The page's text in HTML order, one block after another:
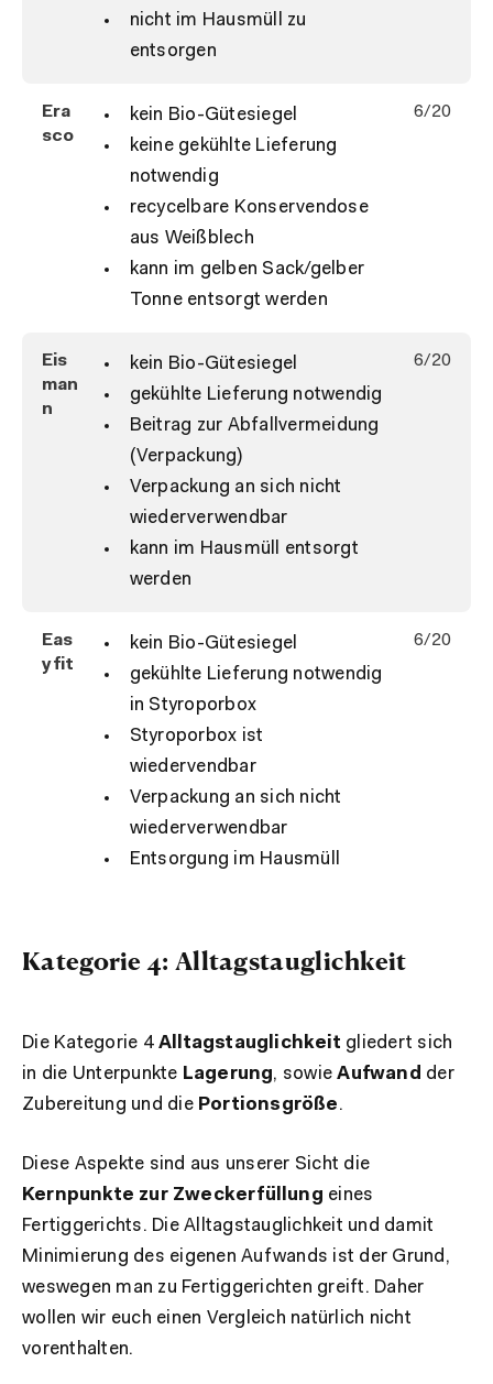
nicht im Hausmüll zu
entsorgen
Era
sco
kein Bio-Gütesiegel
keine gekühlte Lieferung
notwendig
recycelbare Konservendose
aus Weißblech
kann im gelben Sack/gelber
Tonne entsorgt werden
6/20
Eis
man
n
kein Bio-Gütesiegel
gekühlte Lieferung notwendig
Beitrag zur Abfallvermeidung
(Verpackung)
Verpackung an sich nicht
wiederverwendbar
kann im Hausmüll entsorgt
werden
6/20
Eas
yfit
kein Bio-Gütesiegel
gekühlte Lieferung notwendig
in Styroporbox
Styroporbox ist
wiedervendbar
Verpackung an sich nicht
wiederverwendbar
Entsorgung im Hausmüll
6/20
Kategorie 4: Alltagstauglichkeit
Die Kategorie 4 Alltagstauglichkeit gliedert sich
in die Unterpunkte Lagerung, sowieAufwand der
Zubereitung und die Portionsgröße.
Diese Aspekte sind aus unserer Sicht die
Kernpunkte zur Zweckerfüllung eines
Fertiggerichts. Die Alltagstauglichkeit und damit
Minimierung des eigenen Aufwands ist der Grund,
weswegen man zu Fertiggerichten greift. Daher
wollen wir euch einen Vergleich natürlich nicht
vorenthalten.